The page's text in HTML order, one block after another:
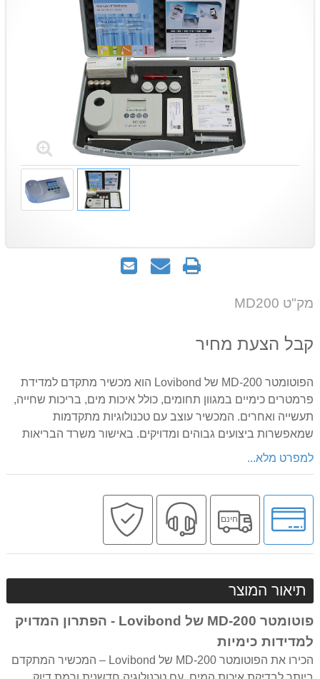
שלח
שאל
הדפס
מק"ט MD200
קבל הצעת מחיר
הפוטומטר MD-200 של Lovibond הוא מכשיר מתקדם למדידת
פרמטרים כימיים במגוון תחומים, כולל איכות מים, בריכות שחייה,
תעשייה ואחרים. המכשיר עוצב עם טכנולוגיות מתקדמות
שמאפשרות ביצועים גבוהים ומדויקים. באישור משרד הבריאות
למפרט מלא...
לאפשרויות
תשלומים
חינם
משלוח
חינם
שירות
מקצועי
תיאור המוצר
פוטומטר MD-200 של Lovibond - הפתרון המדויק
למדידות כימיות
הכירו את הפוטומטר MD-200 של Lovibond – המכשיר המתקדם